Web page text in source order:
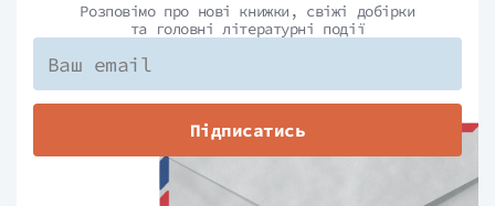
Розповімо про нові книжки, свіжі добірки
та головні літературні події
Підписатись